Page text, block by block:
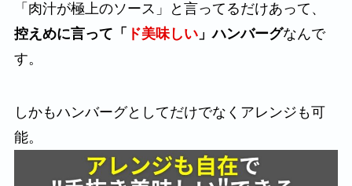
「肉汁が極上のソース」と言ってるだけあって、
控えめに言って「
ド美味しい」ハンバーグなんで
す。
しかもハンバーグとしてだけでなくアレンジも可
能。